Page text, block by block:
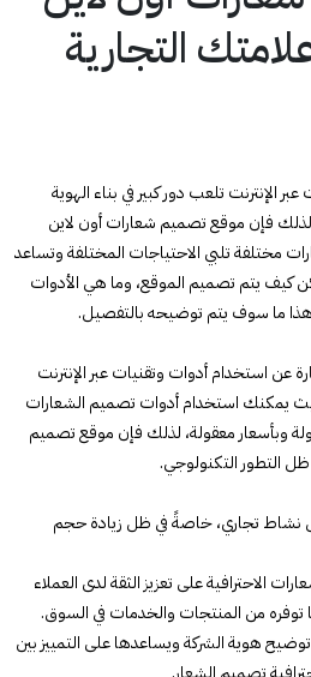
التجارية
تلعب دور كبير في بناء الهوية
لذلك فإن موقع تصميم شعارات أون لاين
مختلفة تلبي الاحتياجات المختلفة وتساعد
كيف يتم تصميم الموقع، وما هي الأدوات
ما سوف يتم توضيحه بالتفصيل.
عن استخدام أدوات وتقنيات عبر الإنترنت
يمكنك استخدام أدوات تصميم الشعارات
وبأسعار معقولة، لذلك فإن موقع تصميم
التطور التكنولوجي.
نشاط تجاري، خاصةً في ظل زيادة حجم
الاحترافية على تعزيز الثقة لدى العملاء
توفره من المنتجات والخدمات في السوق.
هوية الشركة ويساعدها على التمييز بين